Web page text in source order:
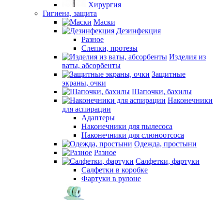
Хирургия
Гигиена, защита
Маски
Дезинфекция
Разное
Слепки, протезы
Изделия из
ваты, абсорбенты
Защитные
экраны, очки
Шапочки, бахилы
Наконечники
для аспирации
Адаптеры
Наконечники для пылесоса
Наконечники для слюноотсоса
Одежда, простыни
Разное
Салфетки, фартуки
Салфетки в коробке
Фартуки в рулоне